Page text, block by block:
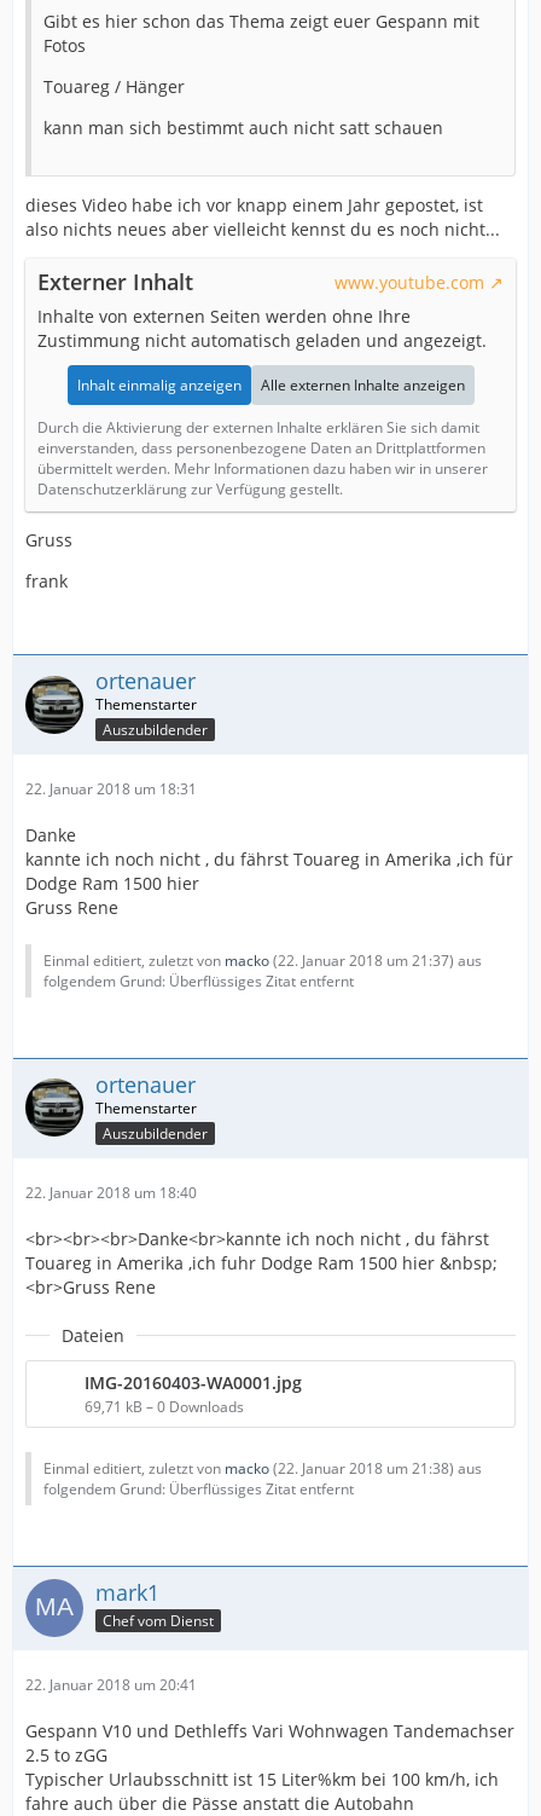
Gibt es hier schon das Thema zeigt euer Gespann mit
Fotos
Touareg / Hänger
kann man sich bestimmt auch nicht satt schauen
dieses Video habe ich vor knapp einem Jahr gepostet, ist
also nichts neues aber vielleicht kennst du es noch nicht...
Externer Inhalt
www.youtube.com
Inhalte von externen Seiten werden ohne Ihre
Zustimmung nicht automatisch geladen und angezeigt.
Inhalt einmalig anzeigen Alle externen Inhalte anzeigen
Durch die Aktivierung der externen Inhalte erklären Sie sich damit
einverstanden, dass personenbezogene Daten an Drittplattformen
übermittelt werden. Mehr Informationen dazu haben wir in unserer
Datenschutzerklärung zur Verfügung gestellt.
Gruss
frank
ortenauer
Auszubildender
22. Januar 2018 um 18:31
Danke
kannte ich noch nicht , du fährst Touareg in Amerika ,ich für
Dodge Ram 1500 hier
Gruss Rene
Einmal editiert, zuletzt von macko(22. Januar 2018 um 21:37) aus
folgendem Grund: Überflüssiges Zitat entfernt
ortenauer
Auszubildender
22. Januar 2018 um 18:40
<br><br><br>Danke<br>kannte ich noch nicht , du fährst
Touareg in Amerika ,ich fuhr Dodge Ram 1500 hier &nbsp;
<br>Gruss Rene
Dateien
IMG-20160403-WA0001.jpg
69,71 kB – 0 Downloads
Einmal editiert, zuletzt von macko(22. Januar 2018 um 21:38) aus
folgendem Grund: Überflüssiges Zitat entfernt
mark1
Chef vom Dienst
22. Januar 2018 um 20:41
Gespann V10 und Dethleffs Vari Wohnwagen Tandemachser
2.5 to zGG
Typischer Urlaubsschnitt ist 15 Liter%km bei 100 km/h, ich
fahre auch über die Pässe anstatt die Autobahn